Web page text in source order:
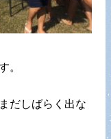
。
だしばらく出な